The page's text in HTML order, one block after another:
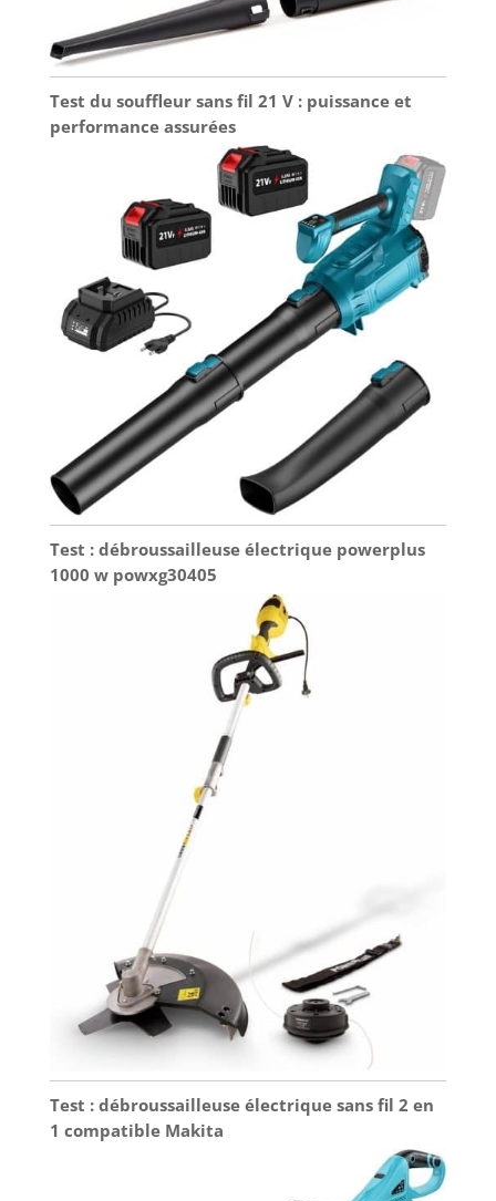
Test du souffleur sans fil 21 V : puissance et
performance assurées
Test : débroussailleuse électrique powerplus
1000 w powxg30405
Test : débroussailleuse électrique sans fil 2 en
1 compatible Makita